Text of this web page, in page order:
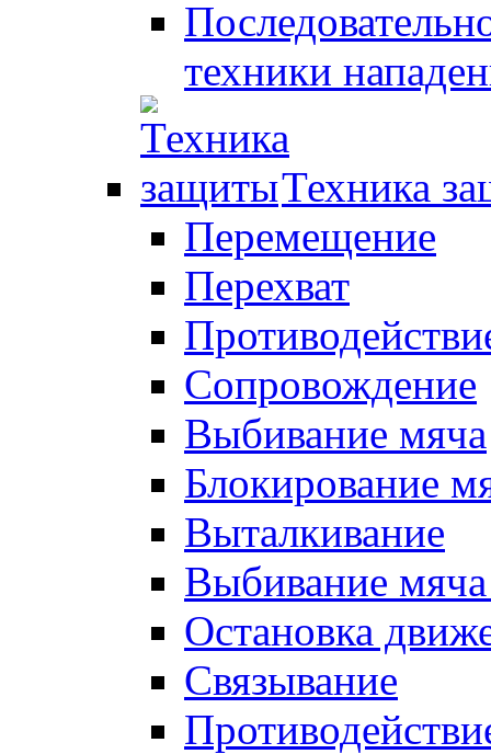
техники
Техника
Перемещение
Перехват
Сопровождение
Выбивание мяча
Блокирование
Выталкивание
Выбивание
Остановка
Связывание